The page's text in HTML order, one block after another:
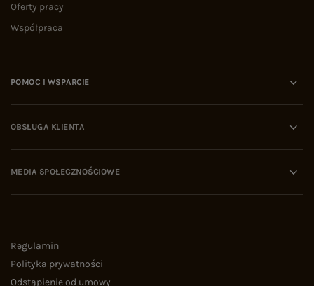
Oferty pracy
Współpraca
POMOC I WSPARCIE
OBSŁUGA KLIENTA
MEDIA SPOŁECZNOŚCIOWE
Regulamin
Polityka prywatności
Odstąpienie od umowy